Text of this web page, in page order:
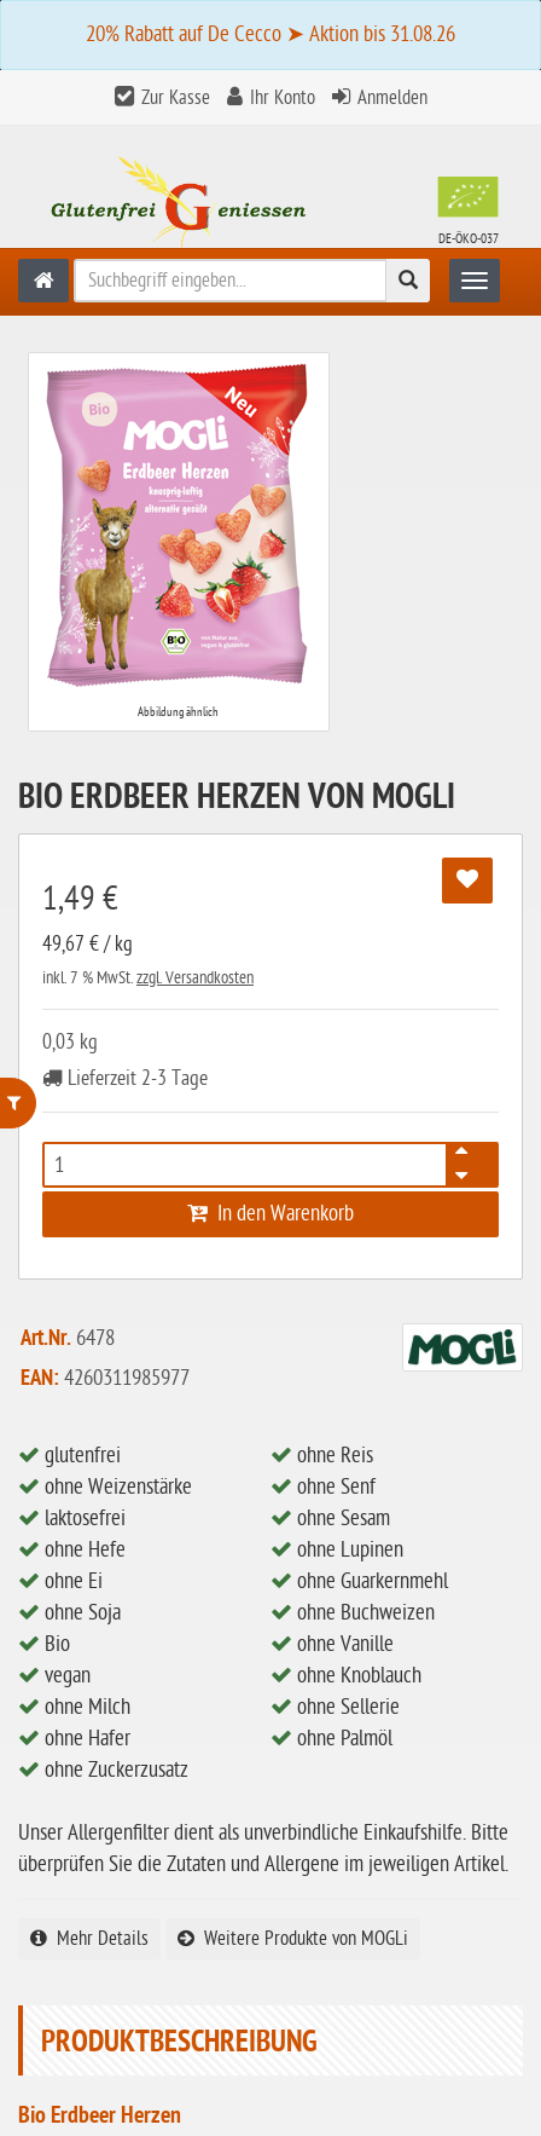
ohne Weizenstärke
laktosefrei
ohne Hefe
ohne Ei
ohne Soja
ohne Haselnüsse
vegan
ohne Erdnüsse
eiweißarm / PKU
ohne Mandeln
ohne Milch
ohne Hafer
ohne Zuckerzusatz
ohne Reis
ohne Senf
ohne Lupinen
ohne Buchweizen
ohne Knoblauch
20% Rabatt auf De Cecco ➤ Aktion bis 31.08.26
Zur Kasse Ihr Konto Anmelden
DE-ÖKO-037
Suchen Toggle
Abbildung ähnlich
BIO ERDBEER HERZEN VON MOGLI
1,49 €
49,67 € / kg
inkl. 7 % MwSt.zzgl. Versandkosten
0,03 kg
Lieferzeit 2-3 Tage
In den Warenkorb
Art.Nr. 6478
EAN: 4260311985977
glutenfrei
ohne Weizenstärke
laktosefrei
ohne Hefe
ohne Ei
ohne Soja
Bio
vegan
ohne Milch
ohne Hafer
ohne Zuckerzusatz
ohne Reis
ohne Senf
ohne Sesam
ohne Lupinen
ohne Guarkernmehl
ohne Buchweizen
ohne Vanille
ohne Knoblauch
ohne Sellerie
ohne Palmöl
Unser Allergenfilter dient als unverbindliche Einkaufshilfe. Bitte
überprüfen Sie die Zutaten und Allergene im jeweiligen Artikel.
Mehr Details Weitere Produkte von MOGLi
PRODUKTBESCHREIBUNG
Bio Erdbeer Herzen